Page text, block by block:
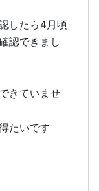
したら4月頃
認できまし
きていませ
たいです